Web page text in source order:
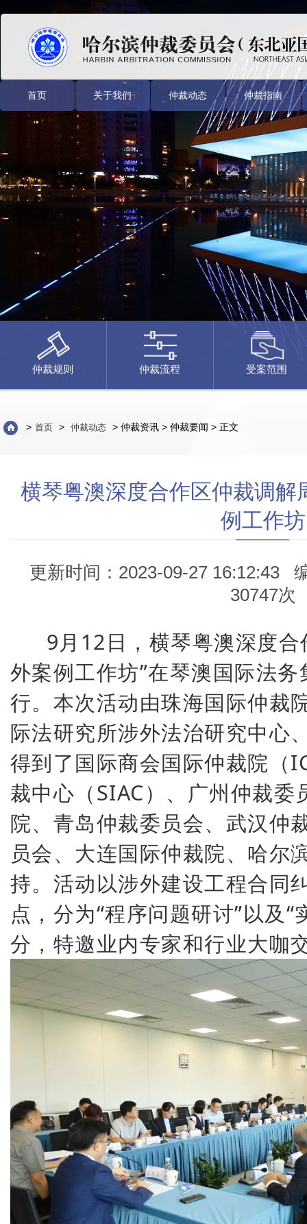
首页 关于我们 仲裁动态 仲裁指南
<
仲裁规则 仲裁流程 受案范围
> 首页 > 仲裁动态 > 仲裁资讯 > 仲裁要闻 > 正文
横琴粤澳深度合作区仲裁调解
例工作坊
更新时间：2023-09-27 16:12:43
30747次
9月12日，横琴粤澳深度
外案例工作坊”在琴澳国际法
行。本次活动由珠海国际仲裁
际法研究所涉外法治研究中心
得到了国际商会国际仲裁院（
裁中心（SIAC）、广州仲裁委
院、青岛仲裁委员会、武汉仲
员会、大连国际仲裁院、哈尔
持。活动以涉外建设工程合同
点，分为“程序问题研讨”以及
分，特邀业内专家和行业大咖